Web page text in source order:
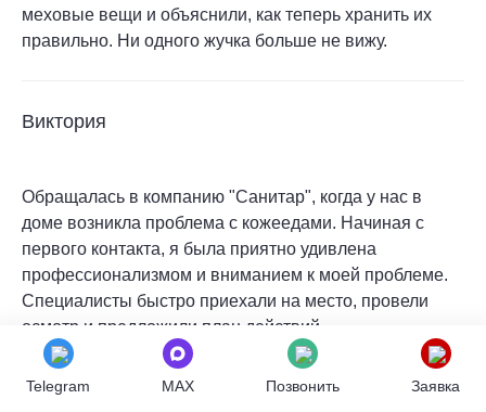
меховые вещи и объяснили, как теперь хранить их
правильно. Ни одного жучка больше не вижу.
Виктория
Обращалась в компанию "Санитар", когда у нас в
доме возникла проблема с кожеедами. Начиная с
первого контакта, я была приятно удивлена
профессионализмом и вниманием к моей проблеме.
Специалисты быстро приехали на место, провели
осмотр и предложили план действий.
После обработки помещения я заметила уменьшение
числа насекомых уже через несколько дней, а в
Telegram MAX Позвонить Заявка